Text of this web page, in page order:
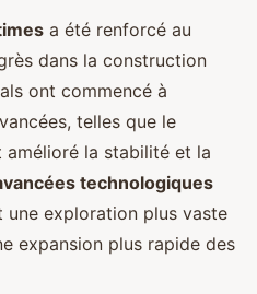
a été renforcé au
dans la construction
ont commencé à
telles que le
la stabilité et la
technologiques
une exploration plus vaste
expansion plus rapide des